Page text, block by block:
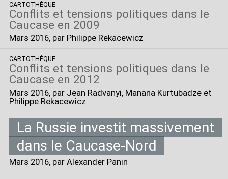
CARTOTHÈQUE
Conflits et tensions politiques dans le
Caucase en 2009
Mars 2016, par Philippe Rekacewicz
CARTOTHÈQUE
Conflits et tensions politiques dans le
Caucase en 2012
Mars 2016, par Jean Radvanyi, Manana Kurtubadze et
Philippe Rekacewicz
La Russie investit massivement
dans le Caucase-Nord
Mars 2016, par Alexander Panin